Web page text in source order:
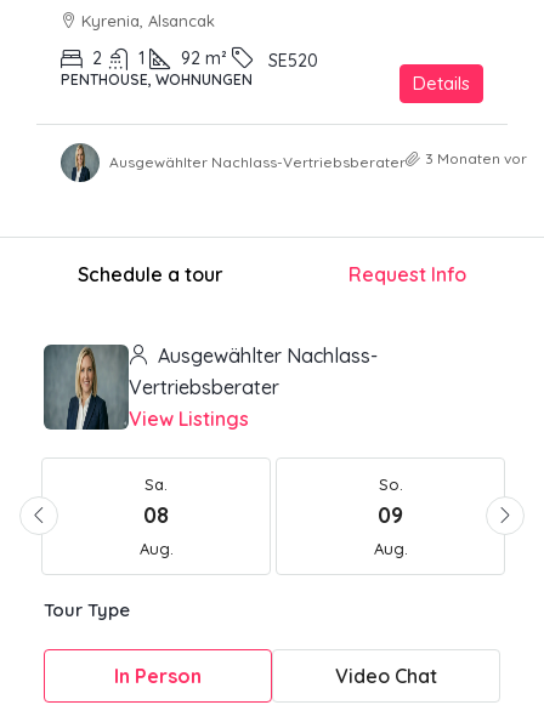
Kyrenia, Alsancak
2 1 92 m² SE520
PENTHOUSE, WOHNUNGEN Details
Ausgewählter Nachlass-Vertriebsberater 3 Monaten vor
Schedule a tour Request Info
Ausgewählter Nachlass-
Vertriebsberater
View Listings
Sa.
08
Aug.
So.
09
Aug.
Tour Type
In Person Video Chat